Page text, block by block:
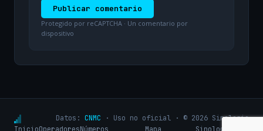
Publicar comentario
Protegido por reCAPTCHA · Un comentario por
dispositivo
Datos: CNMC · Uso no oficial · © 2026 Sinologic